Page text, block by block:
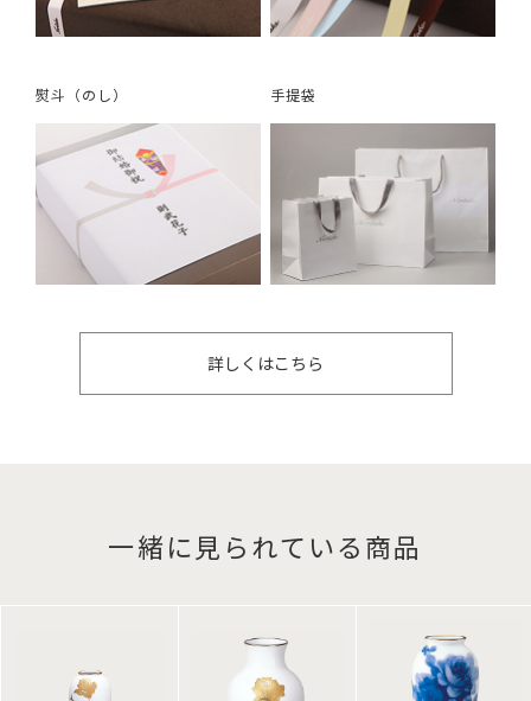
熨斗（のし） 手提袋
詳しくはこちら
一緒に見られている商品